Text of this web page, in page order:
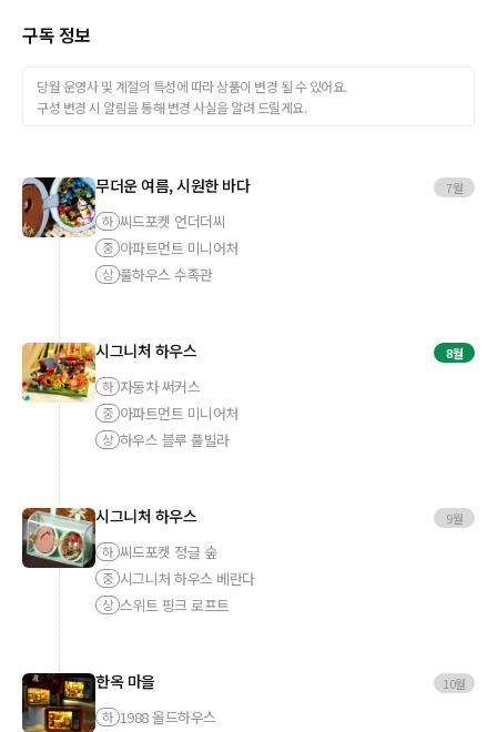
구독 정보
당월 운영사 및 계절의 특성에 따라 상품이 변경 될 수 있어요.
구성 변경 시 알림을 통해 변경 사실을 알려 드릴게요.
무더운 여름, 시원한 바다
하 씨드포켓 언더더씨
중 아파트먼트 미니어처
상 풀하우스 수족관
7월
시그니처 하우스
하 자동차 써커스
중 아파트먼트 미니어처
상 하우스 블루 풀빌라
8월
시그니처 하우스
하 씨드포켓 정글 숲
중 시그니처 하우스 베란다
상 스위트 핑크 로프트
9월
한옥 마을
하 1988 올드하우스
10월